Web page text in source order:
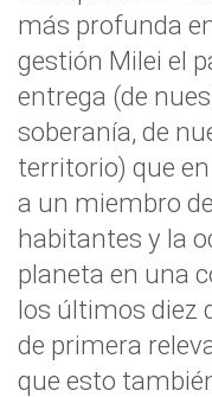
más profunda
gestión Milei el
entrega (de
soberanía, de
territorio) que
a un miembro
habitantes y la
planeta en una
los últimos diez
de primera
que esto